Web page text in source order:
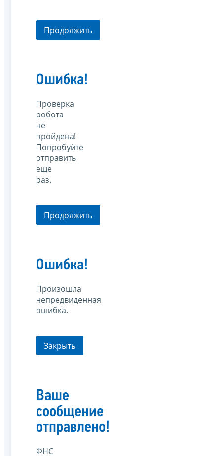
Продолжить
Ошибка!
Проверка
робота
не
пройдена!
Попробуйте
отправить
еще
раз.
Продолжить
Ошибка!
Произошла
непредвиденная
ошибка.
Закрыть
Ваше
сообщение
отправлено!
ФНС